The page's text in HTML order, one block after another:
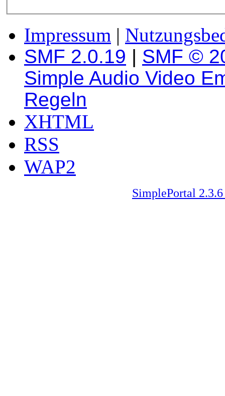
Impressum |
SMF 2.0.19 | SMF ©
Simple Audio Video
Regeln
XHTML
RSS
WAP2
SimplePortal